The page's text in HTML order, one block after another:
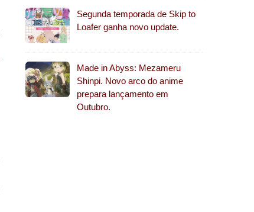
Segunda temporada de Skip to
Loafer ganha novo update.
Made in Abyss: Mezameru
Shinpi. Novo arco do anime
prepara lançamento em
Outubro.